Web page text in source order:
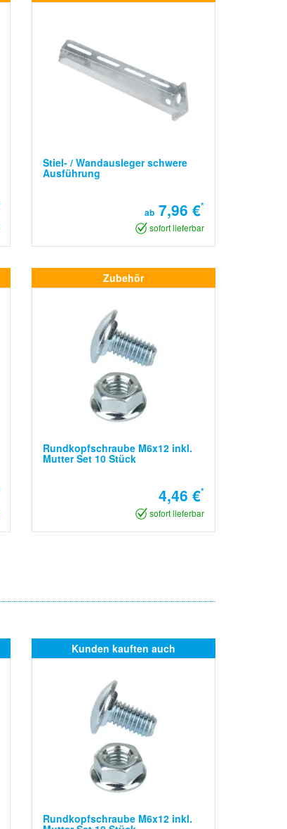
Stiel- / Wandausleger schwere
Ausführung
ab 7,96 €*
sofort lieferbar
Zubehör
Rundkopfschraube M6x12 inkl.
Mutter Set 10 Stück
4,46 €*
sofort lieferbar
Kunden kauften auch
Rundkopfschraube M6x12 inkl.